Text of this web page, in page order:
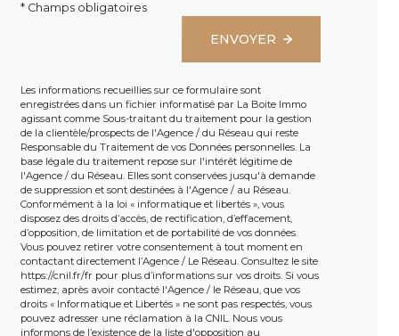
* Champs obligatoires
ENVOYER
Les informations recueillies sur ce formulaire sont
enregistrées dans un fichier informatisé par La Boite Immo
agissant comme Sous-traitant du traitement pour la gestion
de la clientèle/prospects de l'Agence / du Réseau qui reste
Responsable du Traitement de vos Données personnelles. La
base légale du traitement repose sur l'intérêt légitime de
l'Agence / du Réseau. Elles sont conservées jusqu'à demande
de suppression et sont destinées à l'Agence / au Réseau.
Conformément à la loi « informatique et libertés », vous
disposez des droits d’accès, de rectification, d’effacement,
d’opposition, de limitation et de portabilité de vos données.
Vous pouvez retirer votre consentement à tout moment en
contactant directement l’Agence / Le Réseau. Consultez le site
https://cnil.fr/fr pour plus d’informations sur vos droits. Si vous
estimez, après avoir contacté l'Agence / le Réseau, que vos
droits « Informatique et Libertés » ne sont pas respectés, vous
pouvez adresser une réclamation à la CNIL. Nous vous
informons de l’existence de la liste d'opposition au